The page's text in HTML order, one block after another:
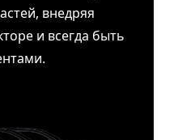
внедряя
и всегда быть